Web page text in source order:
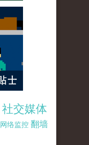
社交媒体
网络监控 翻墙